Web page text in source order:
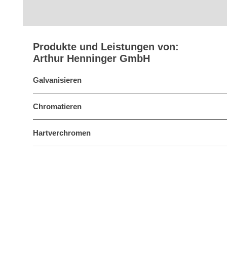
Produkte und Leistungen von:
Arthur Henninger GmbH
Galvanisieren
Chromatieren
Hartverchromen